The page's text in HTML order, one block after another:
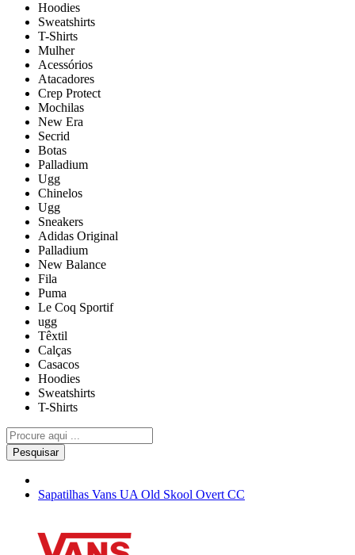
Hoodies
Sweatshirts
T-Shirts
Mulher
Acessórios
Atacadores
Crep Protect
Mochilas
New Era
Secrid
Botas
Palladium
Ugg
Chinelos
Ugg
Sneakers
Adidas Original
Palladium
New Balance
Fila
Puma
Le Coq Sportif
ugg
Têxtil
Calças
Casacos
Hoodies
Sweatshirts
T-Shirts
Pesquisar
Sapatilhas Vans UA Old Skool Overt CC